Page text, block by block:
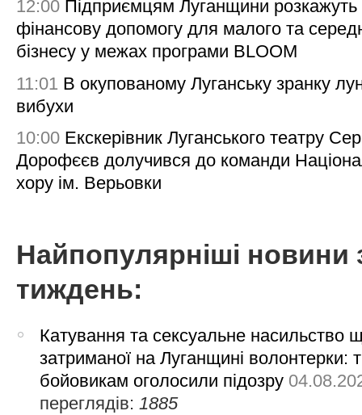
12:00 Підприємцям Луганщини розкажуть
фінансову допомогу для малого та
бізнесу у межах програми BLOOM
11:01 В окупованому Луганську зранку
вибухи
10:00 Екскерівник Луганського театру
Дорофєєв долучився до команди
хору ім. Верьовки
Найпопулярніші новини
тиждень:
Катування та сексуальне насильство
затриманої на Луганщині волонтерки:
бойовикам оголосили підозру
переглядів:1885